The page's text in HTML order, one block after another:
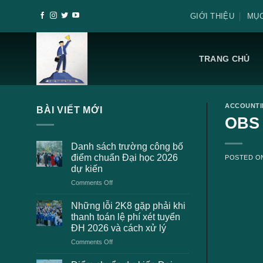
GIỚI THIỆU
TRANG CHỦ
BÀI VIẾT MỚI
Danh sách trường công bố
điểm chuẩn Đại học 2026
dự kiến
Comments Offon
sách
trường
công
bố
điểm
Đại
Những lỗi 2K8 gặp phải khi
thanh toán lệ phí xét tuyển
ĐH 2026 và cách xử lý
Comments Offon
lỗi
POSTED